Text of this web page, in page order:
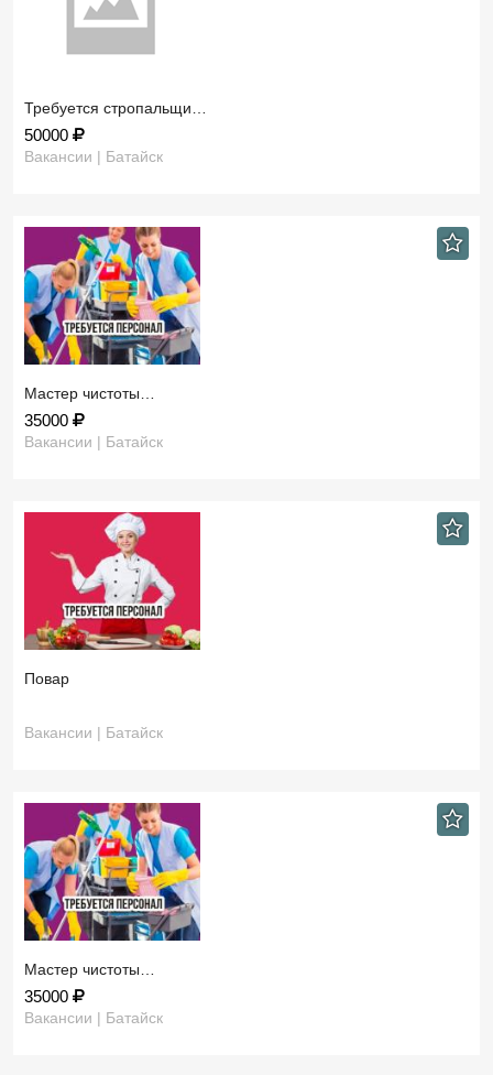
Требуется стропальщи…
50000
Вакансии | Батайск
Мастер чистоты…
35000
Вакансии | Батайск
Повар
Вакансии | Батайск
Мастер чистоты…
35000
Вакансии | Батайск